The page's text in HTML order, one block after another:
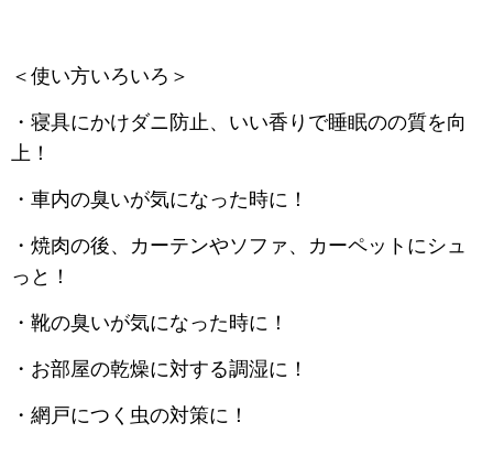
＜使い方いろいろ＞
・寝具にかけダニ防止、いい香りで睡眠のの質を向
上！
・車内の臭いが気になった時に！
・焼肉の後、カーテンやソファ、カーペットにシュ
っと！
・靴の臭いが気になった時に！
・お部屋の乾燥に対する調湿に！
・網戸につく虫の対策に！